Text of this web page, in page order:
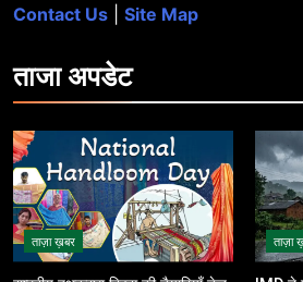
Contact Us
Site Map
ताजाअपडेट
ताज़ा ख़बर ताज़ा